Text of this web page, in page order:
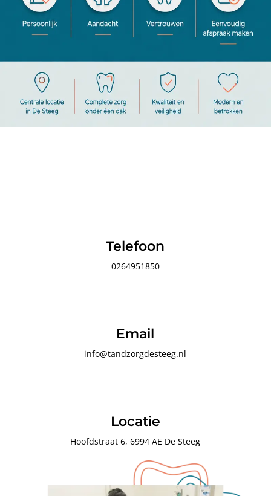
Telefoon
0264951850
Email
info@tandzorgdesteeg.nl
Locatie
Hoofdstraat 6,6994 AE De Steeg